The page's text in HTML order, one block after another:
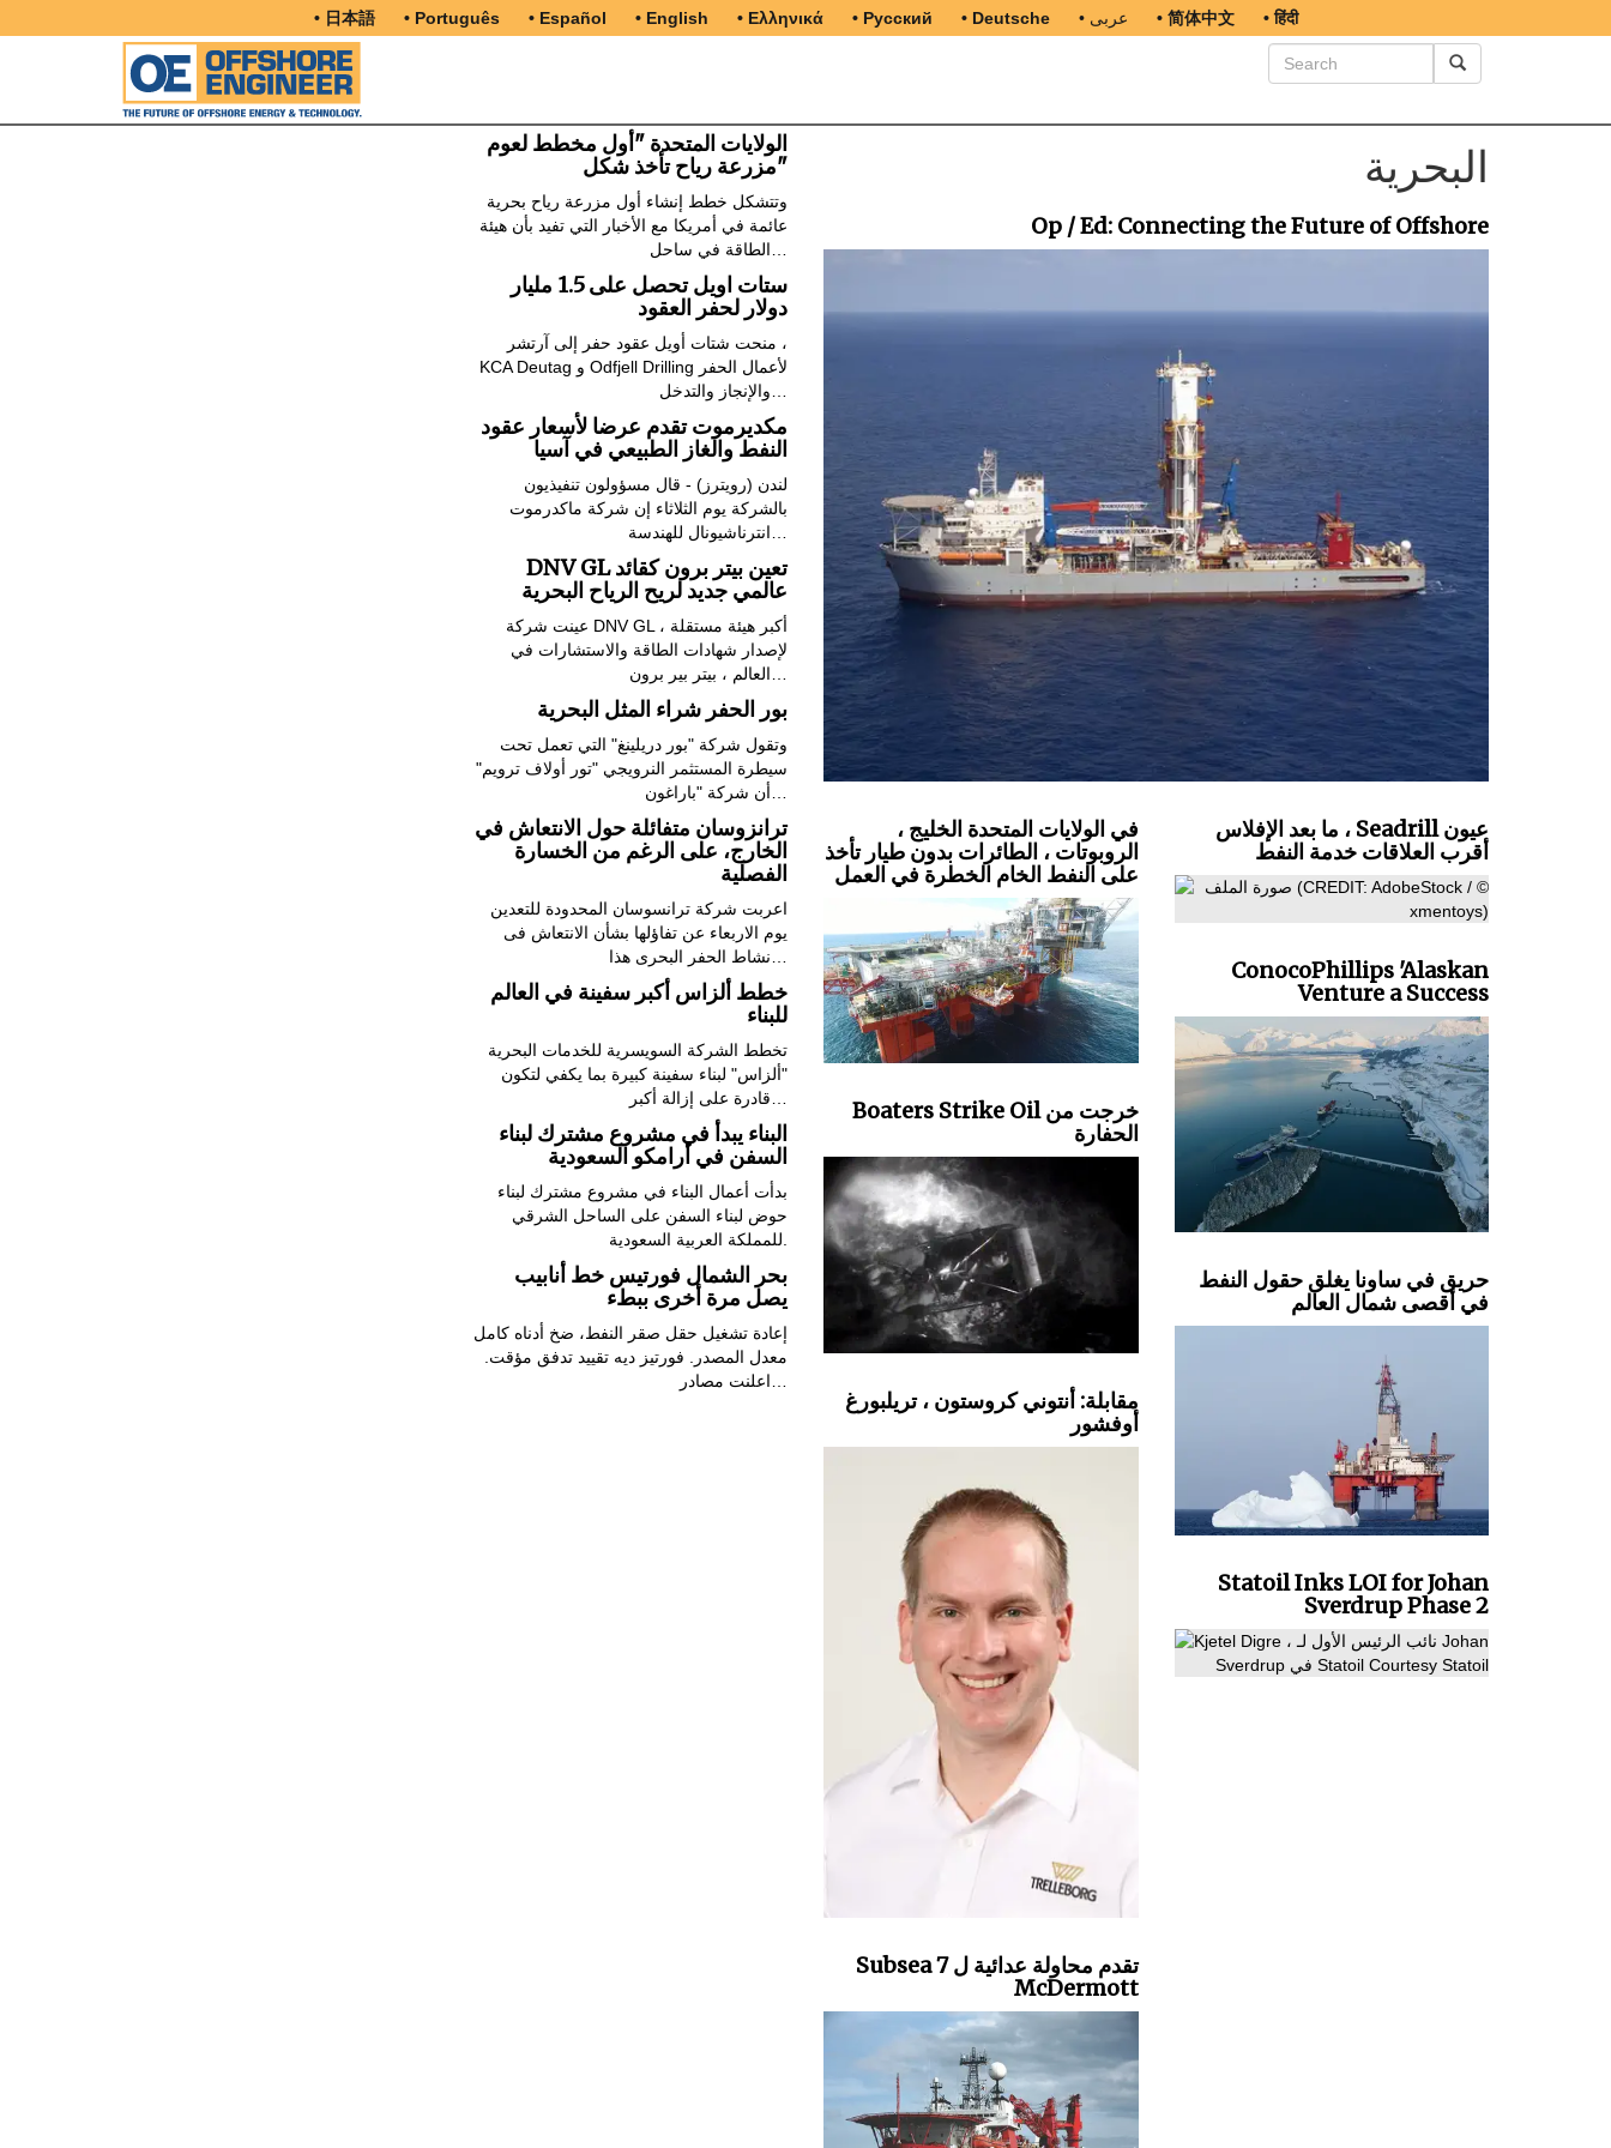
• 日本語 • Português • Español • English • Ελληνικά • Русский • Deutsche • عربى • 简体中文 • हिंदी
البحرية
Op / Ed: Connecting the Future of Offshore
في الولايات المتحدة الخليج ،
الروبوتات ، الطائرات بدون طيار تأخذ
على النفط الخام الخطرة في العمل
Boaters Strike Oil خرجت من
الحفارة
مقابلة: أنتوني كروستون ، تريلبورغ
أوفشور
Subsea 7 تقدم محاولة عدائية ل
McDermott
ما بعد الإفلاس ، Seadrill عيون
أقرب العلاقات خدمة النفط
ConocoPhillips 'Alaskan
Venture a Success
حريق في ساونا يغلق حقول النفط
في أقصى شمال العالم
Statoil Inks LOI for Johan
Sverdrup Phase 2
الولايات المتحدة "أول مخطط لعوم
مزرعة رياح تأخذ شكل"
وتتشكل خطط إنشاء أول مزرعة رياح بحرية
عائمة في أمريكا مع الأخبار التي تفيد بأن هيئة
ستات اويل تحصل على 1.5 مليار
دولار لحفر العقود
منحت شتات أويل عقود حفر إلى آرتشر ،
KCA Deutag و Odfjell Drilling لأعمال الحفر
مكديرموت تقدم عرضا لأسعار عقود
النفط والغاز الطبيعي في آسيا
لندن (رويترز) - قال مسؤولون تنفيذيون
بالشركة يوم الثلاثاء إن شركة ماكدرموت
DNV GL تعين بيتر برون كقائد
عالمي جديد لريح الرياح البحرية
عينت شركة DNV GL ، أكبر هيئة مستقلة
لإصدار شهادات الطاقة والاستشارات في
بور الحفر شراء المثل البحرية
وتقول شركة "بور دريلينغ" التي تعمل تحت
سيطرة المستثمر النرويجي "تور أولاف ترويم"
ترانزوسان متفائلة حول الانتعاش في
الخارج، على الرغم من الخسارة
الفصلية
اعربت شركة ترانسوسان المحدودة للتعدين
يوم الاربعاء عن تفاؤلها بشأن الانتعاش فى
خطط ألزاس أكبر سفينة في العالم
للبناء
تخطط الشركة السويسرية للخدمات البحرية
"ألزاس" لبناء سفينة كبيرة بما يكفي لتكون
البناء يبدأ في مشروع مشترك لبناء
السفن في أرامكو السعودية
بدأت أعمال البناء في مشروع مشترك لبناء
حوض لبناء السفن على الساحل الشرقي
بحر الشمال فورتيس خط أنابيب
يصل مرة أخرى ببطء
إعادة تشغيل حقل صقر النفط، ضخ أدناه كامل
معدل المصدر. فورتيز ديه تقييد تدفق مؤقت.